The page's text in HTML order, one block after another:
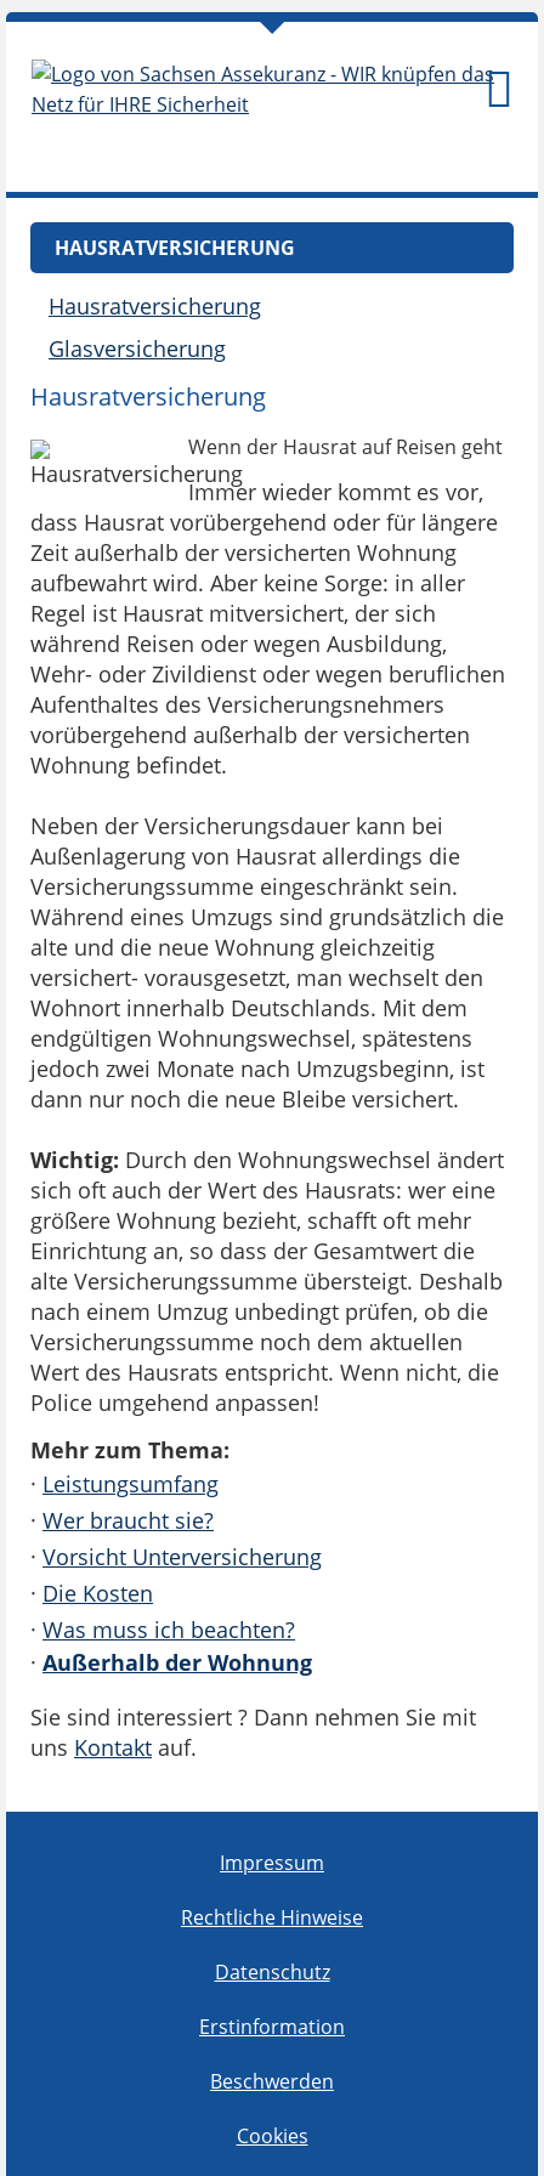
HAUSRATVERSICHERUNG
Hausratversicherung
Glasversicherung
Hausratversicherung
Wenn der Hausrat auf Reisen geht
Immer wieder kommt es vor,
dass Hausrat vorübergehend oder für längere
Zeit außerhalb der versicherten Wohnung
aufbewahrt wird. Aber keine Sorge: in aller
Regel ist Hausrat mitversichert, der sich
während Reisen oder wegen Ausbildung,
Wehr- oder Zivildienst oder wegen beruflichen
Aufenthaltes des Versicherungsnehmers
vorübergehend außerhalb der versicherten
Wohnung befindet.
Neben der Versicherungsdauer kann bei
Außenlagerung von Hausrat allerdings die
Versicherungssumme eingeschränkt sein.
Während eines Umzugs sind grundsätzlich die
alte und die neue Wohnung gleichzeitig
versichert- vorausgesetzt, man wechselt den
Wohnort innerhalb Deutschlands. Mit dem
endgültigen Wohnungswechsel, spätestens
jedoch zwei Monate nach Umzugsbeginn, ist
dann nur noch die neue Bleibe versichert.
Wichtig: Durch den Wohnungswechsel ändert
sich oft auch der Wert des Hausrats: wer eine
größere Wohnung bezieht, schafft oft mehr
Einrichtung an, so dass der Gesamtwert die
alte Versicherungssumme übersteigt. Deshalb
nach einem Umzug unbedingt prüfen, ob die
Versicherungssumme noch dem aktuellen
Wert des Hausrats entspricht. Wenn nicht, die
Police umgehend anpassen!
Mehr zum Thema:
· Leistungsumfang
· Wer braucht sie?
· Vorsicht Unterversicherung
· Die Kosten
· Was muss ich beachten?
· Außerhalb der Wohnung
Sie sind interessiert ? Dann nehmen Sie mit
uns Kontakt auf.
Impressum
Rechtliche Hinweise
Datenschutz
Erstinformation
Beschwerden
Cookies